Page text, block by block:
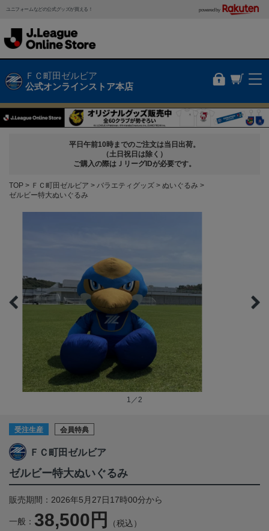
ユニフォームなどの公式グッズが買える！ powered by
ＦＣ町田ゼルビア
公式オンラインストア本店
平日午前10時までのご注文は当日出荷。
（土日祝日は除く）
ご購入の際はＪリーグIDが必要です。
TOP ＦＣ町田ゼルビア バラエティグッズ
ぬいぐるみ
ゼルビー特大ぬいぐるみ
1／2
受注生産 会員特典
ＦＣ町田ゼルビア
ゼルビー特大ぬいぐるみ
販売期間：2026年5月27日17時00分から
一般： 38,500円 （税込）